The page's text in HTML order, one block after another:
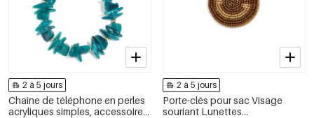
2 à 5 jours
Chaîne de téléphone en perles
acryliques simples, accessoires
2 à 5 jours
Porte-clés pour sac Visage
souriant Lunettes